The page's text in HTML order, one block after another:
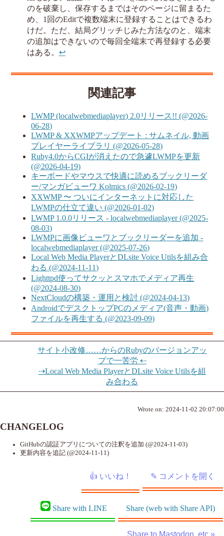
のを破棄し、保存するまではそのページに留まるた
め、1回のEditで複数端末に登録することはできるわ
けだ。ただ、結局グリッチじみた方法なのと、端末
の追加はできないので毎回全端末で再登録する必要
はある。 ↩︎
関連記事
LWMP (localwebmediaplayer) 2.0リリース!! (@2026-
06-28)
LWMP & XXWMPアップデート : サムネイル, 動画
プレイヤーライブラリ (@2026-05-28)
Ruby4.0からCGIが消えたので急遽LWMPを更新
(@2026-04-19)
キーボードやマウスで快適に読めるブックリーダ
ー/マンガビューワ Kolmics (@2026-02-19)
XXWMP 〜 ついにインターネットに対応した
LWMPの仕立て違い (@2026-01-02)
LWMP 1.0.0リリース - localwebmediaplayer (@2025-
08-03)
LWMPに画像ビューワとブックリーダーを追加 -
localwebmediaplayer (@2025-07-26)
Local Web Media PlayerとDLsite Voice Utilsを組み合
わる (@2024-11-11)
Lighttpd使ってサクッとスマホでメディア再生
(@2024-08-30)
NextCloudの構築・運用と検討 (@2024-04-13)
AndroidでデスクトップPCのメディア(音声・動画)
ファイルを再生する (@2023-09-09)
サイト小改修……からのRubyのバージョンアッ
プで一苦労 ⇠
⇢Local Web Media PlayerとDLsite Voice Utilsを組
み合わる
Wrote on: 2024-11-02 20:07:00
CHANGELOG
GitHubの認証アプリについての注釈を追加 (@2024-11-03)
更新内容を追記 (@2024-11-11)
Share with LINE Share (web with Share API)
Share to Mastodon, etc »